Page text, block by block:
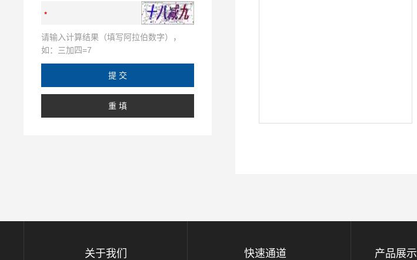
请输入计算结果（填写阿拉伯数字），
如：三加四=7
关于我们 快速通道 产品展示